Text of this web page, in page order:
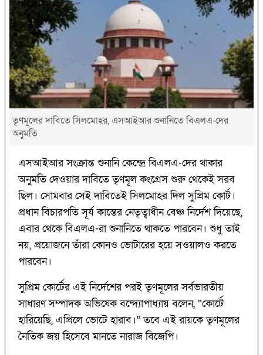
তৃণমূলের দাবিতে সিলমোহর, এসআইআর শুনানিতে বিএলএ-দের
অনুমতি
এসআইআর সংক্রান্ত শুনানি কেন্দ্রে বিএলএ-দের থাকার
অনুমতি দেওয়ার দাবিতে তৃণমূল কংগ্রেস শুরু থেকেই সরব
ছিল। সোমবার সেই দাবিতেই সিলমোহর দিল সুপ্রিম কোর্ট।
প্রধান বিচারপতি সূর্য কান্তের নেতৃত্বাধীন বেঞ্চ নির্দেশ দিয়েছে,
এবার থেকে বিএলএ-রা শুনানিতে থাকতে পারবেন। শুধু তাই
নয়, প্রয়োজনে তাঁরা কোনও ভোটারের হয়ে সওয়ালও করতে
পারবেন।
সুপ্রিম কোর্টের এই নির্দেশের পরই তৃণমূলের সর্বভারতীয়
সাধারণ সম্পাদক অভিষেক বন্দ্যোপাধ্যায় বলেন, “কোর্টে
হারিয়েছি, এপ্রিলে ভোটে হারাব।” তবে এই রায়কে তৃণমূলের
নৈতিক জয় হিসেবে মানতে নারাজ বিজেপি।